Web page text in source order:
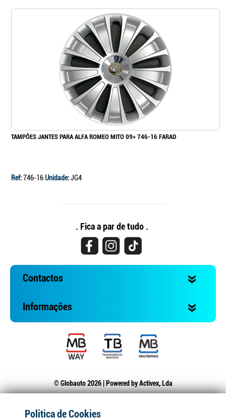
TAMPÕES JANTES PARA ALFA ROMEO MITO 09» 746-16 FARAD
Ref:746-16Unidade:JG4
. Fica a par de tudo .
Contactos
Informações
© Globauto 2026 | Powered byActivex, Lda
Politica de Cookies